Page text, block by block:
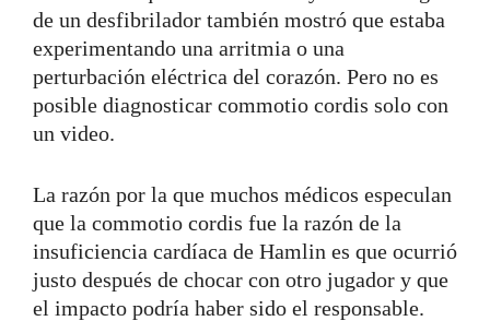
de un desfibrilador también mostró que estaba
experimentando una arritmia o una
perturbación eléctrica del corazón. Pero no es
posible diagnosticar commotio cordis solo con
un video.
La razón por la que muchos médicos especulan
que la commotio cordis fue la razón de la
insuficiencia cardíaca de Hamlin es que ocurrió
justo después de chocar con otro jugador y que
el impacto podría haber sido el responsable.